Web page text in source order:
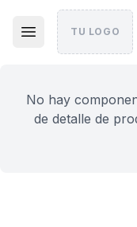
TU LOGO
No hay
de detalle de